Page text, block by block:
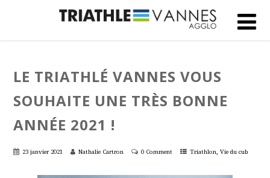
LE TRIATHLÉ VANNES VOUS
SOUHAITE UNE TRÈS BONNE
ANNÉE 2021 !
23 janvier 2021 Nathalie Cartron 0 Comment Triathlon, Vie du cub